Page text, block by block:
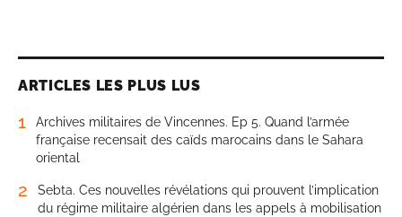
ARTICLES LES PLUS LUS
1
Archives militaires de Vincennes. Ep 5. Quand l’armée
française recensait des caïds marocains dans le Sahara
oriental
2
Sebta. Ces nouvelles révélations qui prouvent l’implication
du régime militaire algérien dans les appels à mobilisation